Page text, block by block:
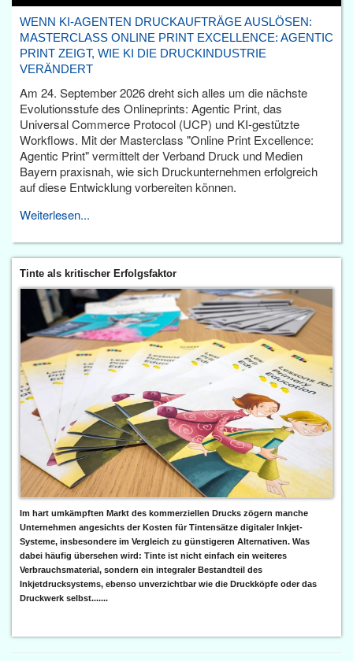
WENN KI-AGENTEN DRUCKAUFTRÄGE AUSLÖSEN:
MASTERCLASS ONLINE PRINT EXCELLENCE: AGENTIC
PRINT ZEIGT, WIE KI DIE DRUCKINDUSTRIE
VERÄNDERT
Am 24. September 2026 dreht sich alles um die nächste
Evolutionsstufe des Onlineprints: Agentic Print, das
Universal Commerce Protocol (UCP) und KI-gestützte
Workflows. Mit der Masterclass "Online Print Excellence:
Agentic Print" vermittelt der Verband Druck und Medien
Bayern praxisnah, wie sich Druckunternehmen erfolgreich
auf diese Entwicklung vorbereiten können.
Weiterlesen...
Tinte als kritischer Erfolgsfaktor
Im hart umkämpften Markt des kommerziellen Drucks zögern manche
Unternehmen angesichts der Kosten für Tintensätze digitaler Inkjet-
Systeme, insbesondere im Vergleich zu günstigeren Alternativen. Was
dabei häufig übersehen wird: Tinte ist nicht einfach ein weiteres
Verbrauchsmaterial, sondern ein integraler Bestandteil des
Inkjetdrucksystems, ebenso unverzichtbar wie die Druckköpfe oder das
Druckwerk selbst.......